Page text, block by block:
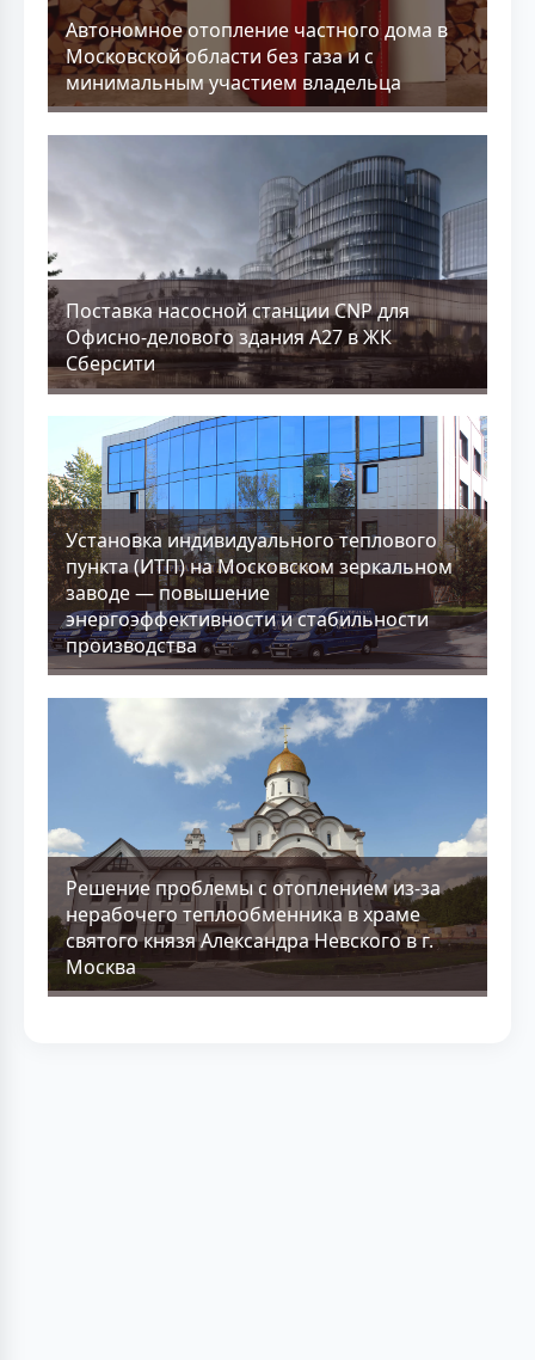
Aвтономное отопление частного дома в
Московской области без газа и с
минимальным участием владельца
Поставка насосной станции CNP для
Офисно-делового здания А27 в ЖК
Сберсити
Установка индивидуального теплового
пункта (ИТП) на Московском зеркальном
заводе — повышение
энергоэффективности и стабильности
производства
Решение проблемы с отоплением из-за
нерабочего теплообменника в храме
святого князя Александра Невского в г.
Москва